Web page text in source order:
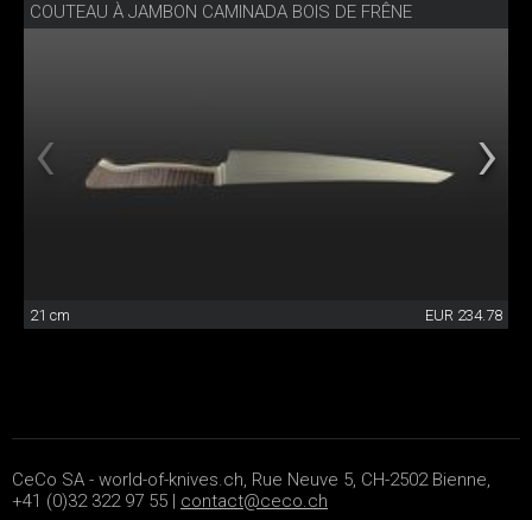
COUTEAU À JAMBON CAMINADA BOIS DE FRÊNE
21 cm EUR 234.78
CeCo SA - world-of-knives.ch, Rue Neuve 5, CH-2502 Bienne,
+41 (0)32 322 97 55 | contact@ceco.ch